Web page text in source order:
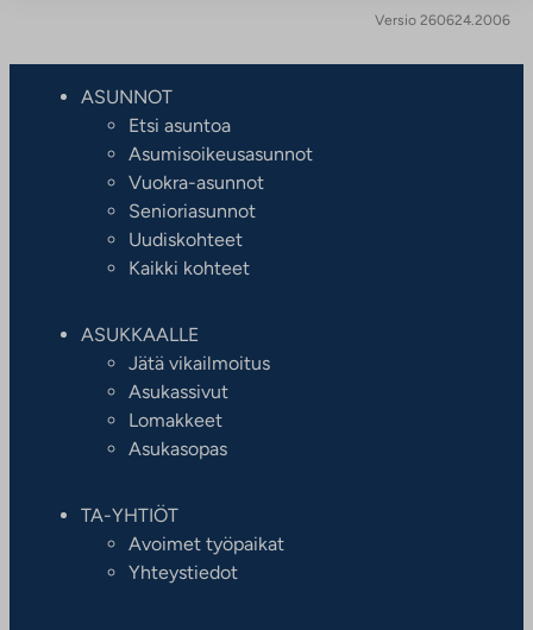
Versio 260624.2006
ASUNNOT
Etsi asuntoa
Asumisoikeusasunnot
Vuokra-asunnot
Senioriasunnot
Uudiskohteet
Kaikki kohteet
ASUKKAALLE
Jätä vikailmoitus
Asukassivut
Lomakkeet
Asukasopas
TA-YHTIÖT
Avoimet työpaikat
Yhteystiedot